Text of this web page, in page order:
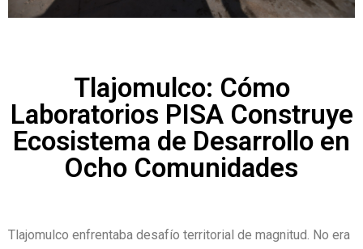
Tlajomulco: Cómo
Laboratorios PISA Construye
Ecosistema de Desarrollo en
Ocho Comunidades
Tlajomulco enfrentaba desafío territorial de magnitud. No era